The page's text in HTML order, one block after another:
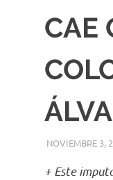
CAE
NOVIEMBRE 3,
+ Este